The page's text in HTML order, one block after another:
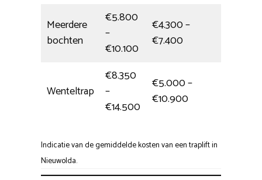
Meerdere
bochten
€5.800
–
€10.100
€4.300 –
€7.400
Wenteltrap
€8.350
–
€14.500
€5.000 –
€10.900
Indicatie van de gemiddelde kosten van een traplift in
Nieuwolda.